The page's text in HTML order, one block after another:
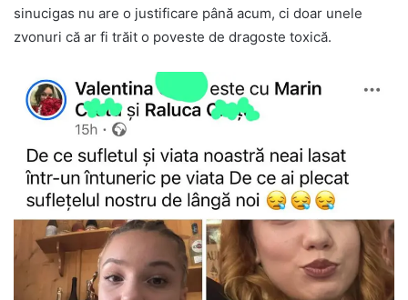
sinucigas nu are o justificare până acum, ci doar unele
zvonuri că ar fi trăit o poveste de dragoste toxică.